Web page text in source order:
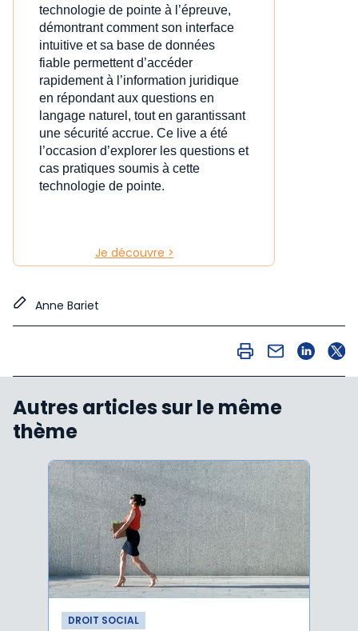
technologie de pointe à l’épreuve,
démontrant comment son interface
intuitive et sa base de données
fiable permettent d’accéder
rapidement à l’information juridique
en répondant aux questions en
langage naturel, tout en garantissant
une sécurité accrue. Ce live a été
l’occasion d’explorer les questions et
cas pratiques soumis à cette
technologie de pointe.
Je découvre >
Anne Bariet
Autres articles sur le même
thème
DROIT SOCIAL